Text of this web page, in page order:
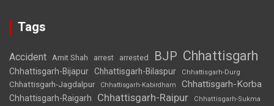
Tags
Accident Amit Shah arrest arrested BJP Chhattisgarh
Chhattisgarh-Bijapur Chhattisgarh-Bilaspur Chhattisgarh-Durg
Chhattisgarh-Jagdalpur Chhattisgarh-Kabirdham Chhattisgarh-Korba
Chhattisgarh-Raigarh Chhattisgarh-Raipur
Chhattisgarh-Sukma